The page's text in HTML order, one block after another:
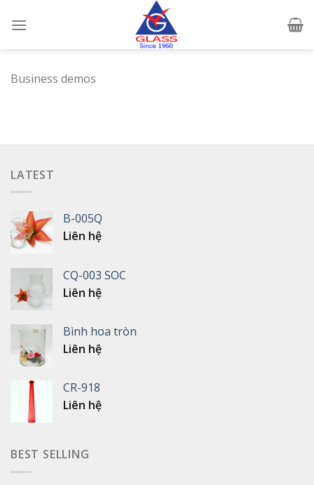
Business demos
LATEST
B-005Q
Liên hệ
CQ-003 SOC
Liên hệ
Bình hoa tròn
Liên hệ
CR-918
Liên hệ
BEST SELLING